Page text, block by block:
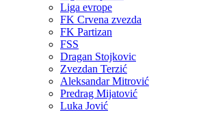
Liga evrope
FK Crvena zvezda
FK Partizan
FSS
Dragan Stojkovic
Zvezdan Terzić
Aleksandar Mitrović
Predrag Mijatović
Luka Jović